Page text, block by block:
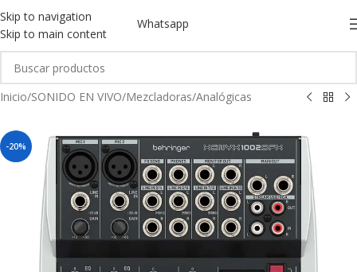
Skip to navigation
Skip to main content
Whatsapp
Inicio/SONIDO EN VIVO/Mezcladoras/Analógicas
-20%